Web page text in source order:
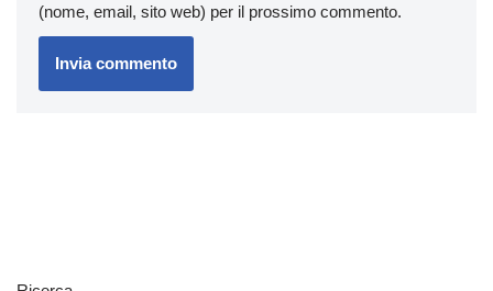
(nome, email, sito web) per il prossimo commento.